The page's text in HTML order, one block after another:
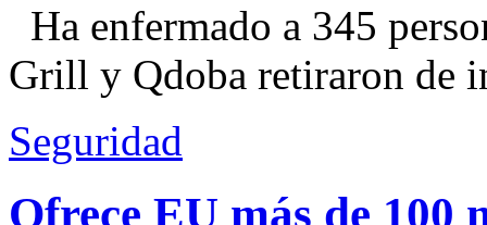
Ha enfermado a 345
Grill y Qdoba retiraron de
Seguridad
Ofrece EU más de 100